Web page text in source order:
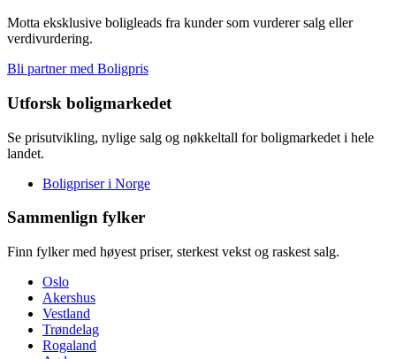
Motta eksklusive boligleads fra kunder som vurderer salg eller
verdivurdering.
Bli partner med Boligpris
Utforsk boligmarkedet
Se prisutvikling, nylige salg og nøkkeltall for boligmarkedet i hele
landet.
Boligpriser i Norge
Sammenlign fylker
Finn fylker med høyest priser, sterkest vekst og raskest salg.
Oslo
Akershus
Vestland
Trøndelag
Rogaland